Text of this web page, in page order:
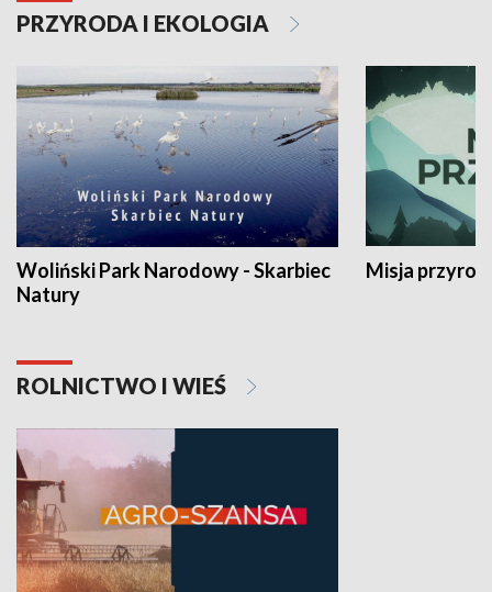
PRZYRODA I EKOLOGIA
Woliński Park Narodowy - Skarbiec
Natury
Misja
ROLNICTWO I WIEŚ